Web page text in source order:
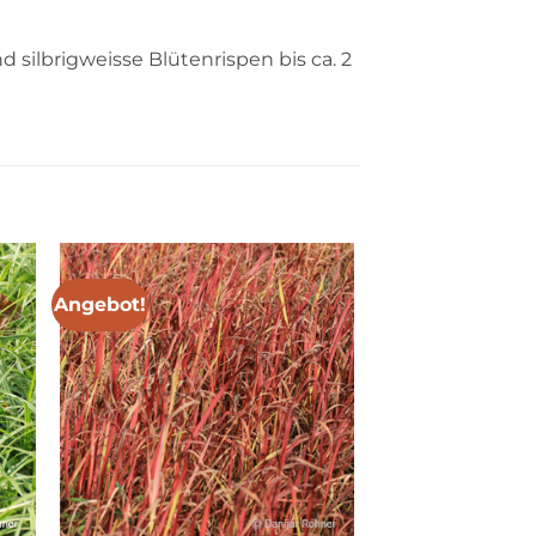
silbrigweisse Blütenrispen bis ca. 2
Angebot!